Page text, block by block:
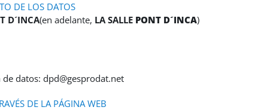
DE LOS DATOS
D´INCA(en adelante, LA SALLE PONT D´INCA)
datos: dpd@gesprodat.net
DE LA PÁGINA WEB